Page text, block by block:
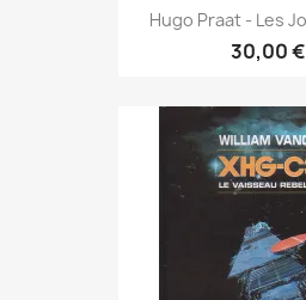
Hugo Praat - Les
30,00 €